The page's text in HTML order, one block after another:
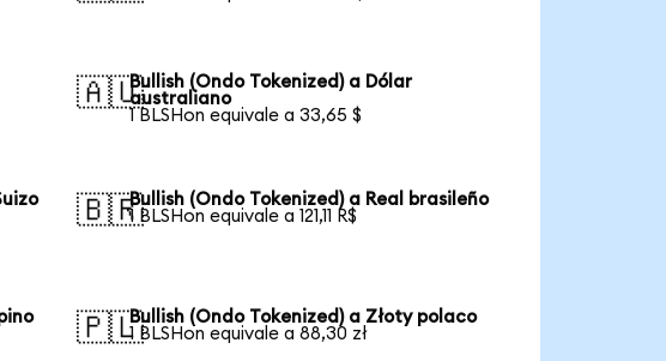
🇦🇺Bullish (Ondo Tokenized) a Dólar
australiano
1 BLSHon equivale a 33,65 $
🇧🇷Bullish (Ondo Tokenized) a Real brasileño
1 BLSHon equivale a 121,11 R$
🇵🇱Bullish (Ondo Tokenized) a Złoty polaco
1 BLSHon equivale a 88,30 zł